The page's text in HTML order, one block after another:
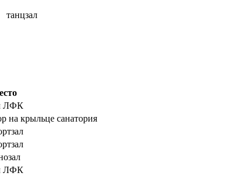
танцзал
ЛФК
на крыльце санатория
ЛФК